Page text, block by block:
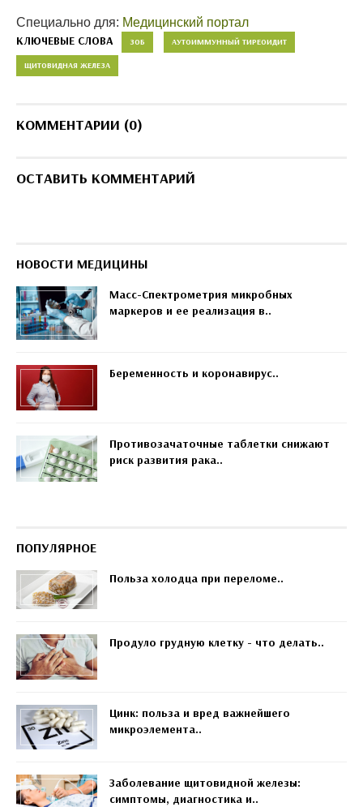
Специально для: Медицинский портал
КЛЮЧЕВЫЕ СЛОВА ЗОБ АУТОИММУННЫЙ ТИРЕОИДИТ
ЩИТОВИДНАЯ ЖЕЛЕЗА
КОММЕНТАРИИ (0)
ОСТАВИТЬ КОММЕНТАРИЙ
НОВОСТИ МЕДИЦИНЫ
Масс-Спектрометрия микробных
маркеров и ее реализация в..
Беременность и коронавирус..
Противозачаточные таблетки снижают
риск развития рака..
ПОПУЛЯРНОЕ
Польза холодца при переломе..
Продуло грудную клетку - что делать..
Цинк: польза и вред важнейшего
микроэлемента..
Заболевание щитовидной железы:
симптомы, диагностика и..